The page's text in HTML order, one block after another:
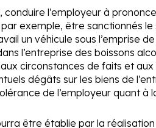
l’employeur à
par exemple, être sanctionnés
un véhicule sous l’emprise
l’entreprise des boissons
circonstances de faits et
dégâts sur les biens de
de l’employeur quant à
être établie par la